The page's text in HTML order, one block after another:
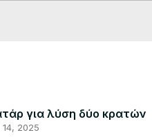
για λύση δύο κρατών
14, 2025